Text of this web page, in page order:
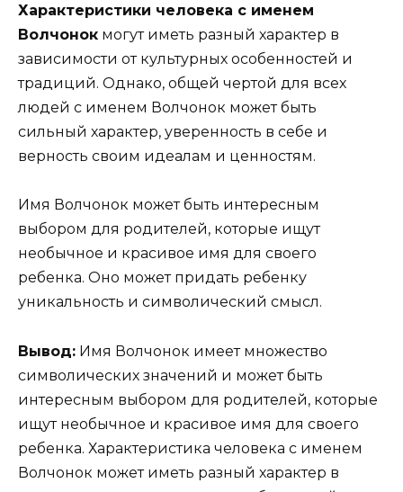
Характеристики человека с именем
Волчонок могут иметь разный характер в
зависимости от культурных особенностей и
традиций. Однако, общей чертой для всех
людей с именем Волчонок может быть
сильный характер, уверенность в себе и
верность своим идеалам и ценностям.
Имя Волчонок может быть интересным
выбором для родителей, которые ищут
необычное и красивое имя для своего
ребенка. Оно может придать ребенку
уникальность и символический смысл.
Вывод: Имя Волчонок имеет множество
символических значений и может быть
интересным выбором для родителей, которые
ищут необычное и красивое имя для своего
ребенка. Характеристика человека с именем
Волчонок может иметь разный характер в